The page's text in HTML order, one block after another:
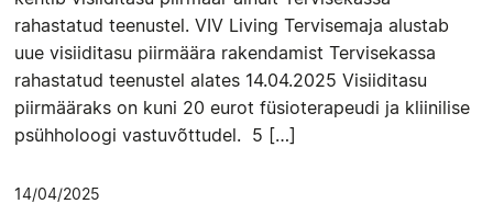
rahastatud teenustel. VIV Living Tervisemaja alustab
uue visiiditasu piirmäära rakendamist Tervisekassa
rahastatud teenustel alates 14.04.2025 Visiiditasu
piirmääraks on kuni 20 eurot füsioterapeudi ja kliinilise
psühholoogi vastuvõttudel. 5 […]
14/04/2025